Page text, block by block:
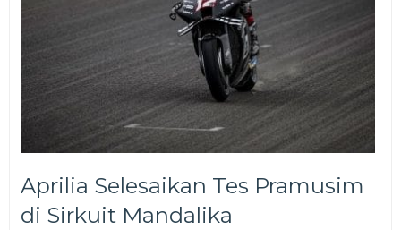
Aprilia Selesaikan Tes Pramusim
di Sirkuit Mandalika